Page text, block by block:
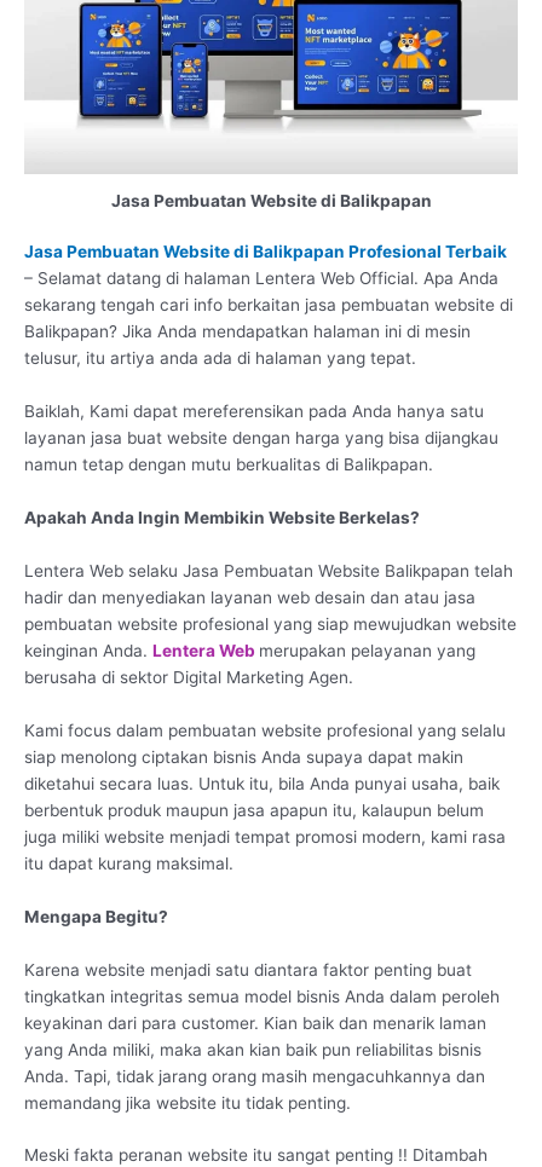
Jasa Pembuatan Website di Balikpapan
Jasa Pembuatan Website di Balikpapan Profesional Terbaik
– Selamat datang di halaman Lentera Web Official. Apa Anda
sekarang tengah cari info berkaitan jasa pembuatan website di
Balikpapan? Jika Anda mendapatkan halaman ini di mesin
telusur, itu artiya anda ada di halaman yang tepat.
Baiklah, Kami dapat mereferensikan pada Anda hanya satu
layanan jasa buat website dengan harga yang bisa dijangkau
namun tetap dengan mutu berkualitas di Balikpapan.
Apakah Anda Ingin Membikin Website Berkelas?
Lentera Web selaku Jasa Pembuatan Website Balikpapan telah
hadir dan menyediakan layanan web desain dan atau jasa
pembuatan website profesional yang siap mewujudkan website
keinginan Anda. Lentera Web merupakan pelayanan yang
berusaha di sektor Digital Marketing Agen.
Kami focus dalam pembuatan website profesional yang selalu
siap menolong ciptakan bisnis Anda supaya dapat makin
diketahui secara luas. Untuk itu, bila Anda punyai usaha, baik
berbentuk produk maupun jasa apapun itu, kalaupun belum
juga miliki website menjadi tempat promosi modern, kami rasa
itu dapat kurang maksimal.
Mengapa Begitu?
Karena website menjadi satu diantara faktor penting buat
tingkatkan integritas semua model bisnis Anda dalam peroleh
keyakinan dari para customer. Kian baik dan menarik laman
yang Anda miliki, maka akan kian baik pun reliabilitas bisnis
Anda. Tapi, tidak jarang orang masih mengacuhkannya dan
memandang jika website itu tidak penting.
Meski fakta peranan website itu sangat penting !! Ditambah